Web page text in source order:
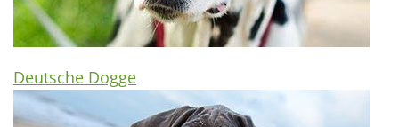
Deutsche Dogge